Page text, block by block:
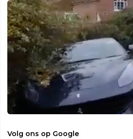
Volg ons op Google